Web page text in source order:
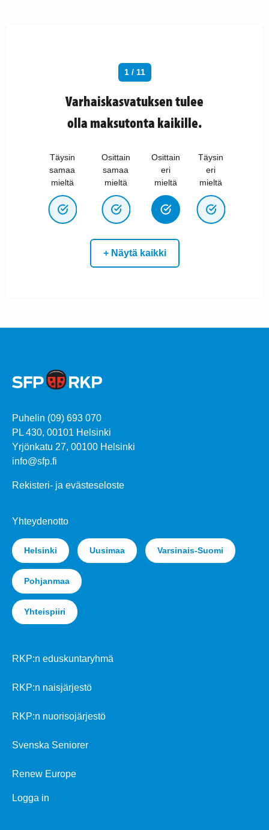
1 / 11
Varhaiskasvatuksen tulee
olla maksutonta kaikille.
Täysin
samaa
mieltä
Osittain
samaa
mieltä
Osittain
eri
mieltä
Täysin
eri
mieltä
+ Näytä kaikki
Puhelin (09) 693 070
PL 430, 00101 Helsinki
Yrjönkatu 27, 00100 Helsinki
info@sfp.fi
Rekisteri- ja evästeseloste
Yhteydenotto
Helsinki Uusimaa Varsinais-Suomi
Pohjanmaa
Yhteispiiri
RKP:n eduskuntaryhmä
RKP:n naisjärjestö
RKP:n nuorisojärjestö
Svenska Seniorer
Renew Europe
Logga in